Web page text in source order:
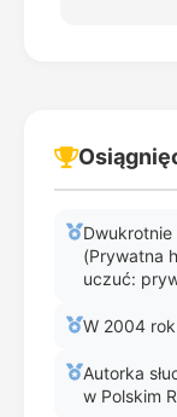
(Prywatna
uczuć:
W 2004
Autorka
w Polskim